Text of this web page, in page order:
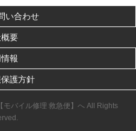
い合わせ
要
報
護方針
バイル修理 救急便】へ All Rights